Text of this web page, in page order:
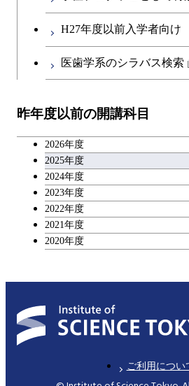
第二外国語科目
アントレプレナー
H27年度以前入学者向け
医歯学系のシラバス検索
昨年度以前の開講科目
2026年度
2025年度
2024年度
2023年度
2022年度
2021年度
2020年度
ご利用につい